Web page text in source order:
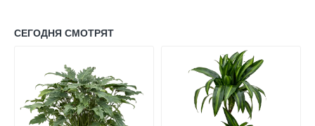
СЕГОДНЯ СМОТРЯТ